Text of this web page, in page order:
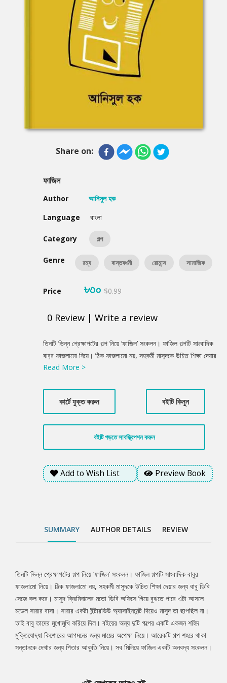
Share on:
ফাজিল
Author
আনিসুল হক
Language
বাংলা
Category গল্প
Genre রম্য বাস্তবধর্মী রোমান্স সামাজিক
Price ৳৩০ $0.99
0 Review | Write a review
Product
Summery
তিনটি ভিন্ন প্রেক্ষাপটের গল্প নিয়ে ‘ফাজিল’ সংকলন। ফাজিল গল্পটি সাংবাদিক
বাবুর ফাজলামো নিয়ে। ঠিক ফাজলামো নয়, সহকর্মী মাসুদকে উচিত শিক্ষা দেয়ার
জন্য বাবু ডিবি সেজে কল করে। মাসুদ ক্রিমিনালের মতো ডিবি অফিসে গিয়ে
অ্যাসাইনমেন্ট দিয়েও মাসুদ তা ছাপছিল না। তাই বাবু তাদের মুখোমুখি করিয়ে
দিল। বইয়ের অন্য দুটি গল্পের একটি একজন শহিদ মুক্তিযোদ্ধা কিশোরের
আগমনের জন্য মায়ের অপেক্ষা নিয়ে। আরেকটি গল্প শহরে থাকা সন্তানকে
দেখার জন্য পিতার আকুতি নিয়ে। সব মিলিয়ে ফাজিল একটি অনবদ্য সংকলন।
Read More >
কার্টে যুক্ত করুন বইটি কিনুন
বইটি পড়তে সাবস্ক্রিপশন করুন
Add to Wish List Preview Book
SUMMARY AUTHOR DETAILS REVIEW
Tab
Article
তিনটি ভিন্ন প্রেক্ষাপটের গল্প নিয়ে ‘ফাজিল’ সংকলন। ফাজিল গল্পটি সাংবাদিক বাবুর
ফাজলামো নিয়ে। ঠিক ফাজলামো নয়, সহকর্মী মাসুদকে উচিত শিক্ষা দেয়ার জন্য বাবু ডিবি
সেজে কল করে। মাসুদ ক্রিমিনালের মতো ডিবি অফিসে গিয়ে বুঝতে পারে এটা আসলে
মডেল সারার বাসা। সারার একটা ইন্টারভিউ অ্যাসাইনমেন্ট দিয়েও মাসুদ তা ছাপছিল না।
তাই বাবু তাদের মুখোমুখি করিয়ে দিল। বইয়ের অন্য দুটি গল্পের একটি একজন শহিদ
মুক্তিযোদ্ধা কিশোরের আগমনের জন্য মায়ের অপেক্ষা নিয়ে। আরেকটি গল্প শহরে থাকা
সন্তানকে দেখার জন্য পিতার আকুতি নিয়ে। সব মিলিয়ে ফাজিল একটি অনবদ্য সংকলন।